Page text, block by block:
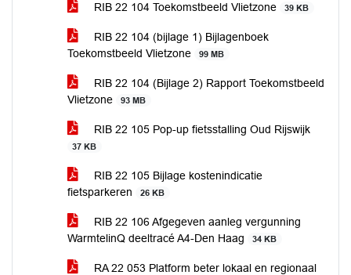
RIB 22 104 Toekomstbeeld Vlietzone 39 KB
RIB 22 104 (bijlage 1) Bijlagenboek
Toekomstbeeld Vlietzone
99 MB
RIB 22 104 (Bijlage 2) Rapport Toekomstbeeld
Vlietzone
93 MB
RIB 22 105 Pop-up fietsstalling Oud Rijswijk
37 KB
RIB 22 105 Bijlage kostenindicatie
fietsparkeren
26 KB
RIB 22 106 Afgegeven aanleg vergunning
WarmtelinQ deeltracé A4-Den Haag
34 KB
RA 22 053 Platform beter lokaal en regionaal